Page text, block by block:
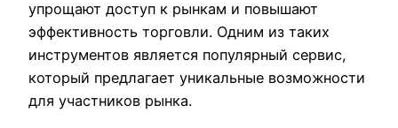
упрощают доступ к рынкам и повышают
эффективность торговли. Одним из таких
инструментов является популярный сервис,
который предлагает уникальные возможности
для участников рынка.